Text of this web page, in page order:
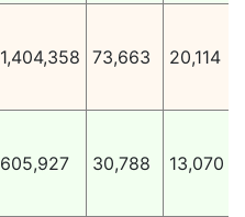
1,404,358 73,663 20,114
605,927 30,788 13,070